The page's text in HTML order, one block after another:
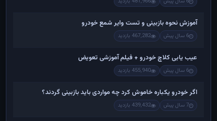
آموزش نحوه بازبینی و تست وایر شمع خودرو
6 سال پیش 467,282 بازدید
عیب یابی کلاچ خودرو + فیلم آموزشی تعویض
6 سال پیش 455,940 بازدید
اگر خودرو یکباره خاموش کرد چه مواردی باید بازبینی گردند؟
7 سال پیش 439,432 بازدید